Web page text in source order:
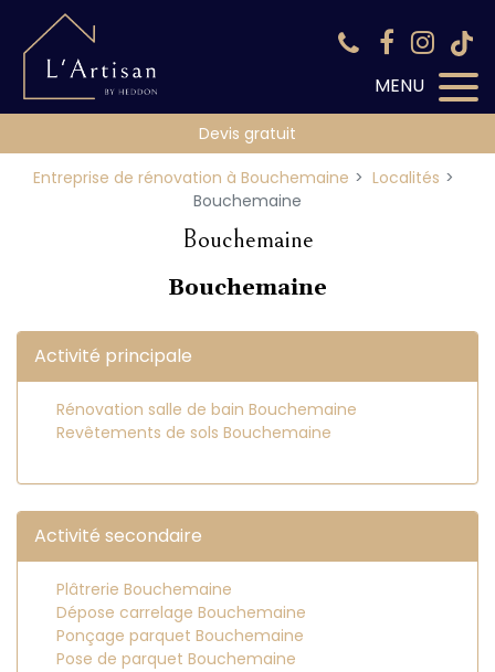
Devis gratuit
Entreprise de rénovation à Bouchemaine
Localités
Bouchemaine
Bouchemaine
Bouchemaine
Activité principale
Rénovation salle de bain Bouchemaine
Revêtements de sols Bouchemaine
Activité secondaire
Plâtrerie Bouchemaine
Dépose carrelage Bouchemaine
Ponçage parquet Bouchemaine
Pose de parquet Bouchemaine
Panneau de gestion des cookies